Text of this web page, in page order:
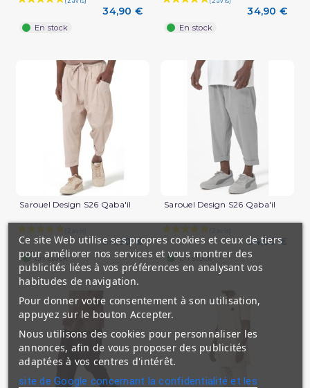
(2 avis)
34,90 €
En stock
34,90 €
En stock
Sarouel Design S26 Qaba'il
34,90 €
En stock
Sarouel Design S26 Qaba'il
34,90 €
En stock
Ce site Web utilise ses propres cookies et ceux de tiers
pour améliorer nos services et vous montrer des
publicités liées à vos préférences en analysant vos
habitudes de navigation.
Pour donner votre consentement à son utilisation,
appuyez sur le bouton Accepter.
Nous utilisons des cookies pour personnaliser les
annonces, afin de vous proposer des publicités
adaptées à vos centres d'intérêt.
site de Google concernant la confidentialité et les